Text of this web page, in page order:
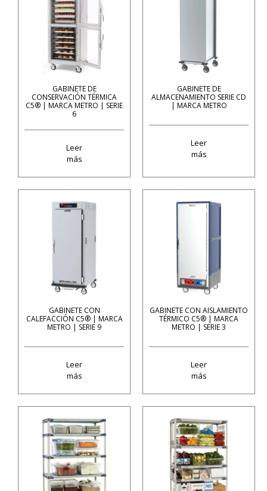
GABINETE DE
CONSERVACIÓN TÉRMICA
C5® | MARCA METRO | SERIE
6
Leer
más
GABINETE DE
ALMACENAMIENTO SERIE CD
| MARCA METRO
Leer
más
GABINETE CON
CALEFACCIÓN C5® | MARCA
METRO | SERIE 9
Leer
más
GABINETE CON AISLAMIENTO
TÉRMICO C5® | MARCA
METRO | SERIE 3
Leer
más